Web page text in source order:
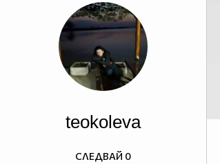
teokoleva
СЛЕДВАЙ 0